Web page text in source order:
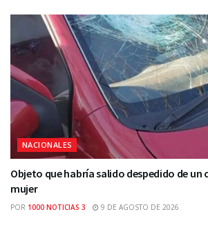
NACIONALES
Objeto que habría salido despedido de
mujer
POR 1000 NOTICIAS 3 9 DE AGOSTO DE 2026